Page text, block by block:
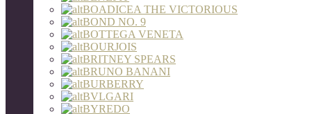
BOADICEA THE VICTORIOUS
BOND NO. 9
BOTTEGA VENETA
BOURJOIS
BRITNEY SPEARS
BRUNO BANANI
BURBERRY
BVLGARI
BYREDO